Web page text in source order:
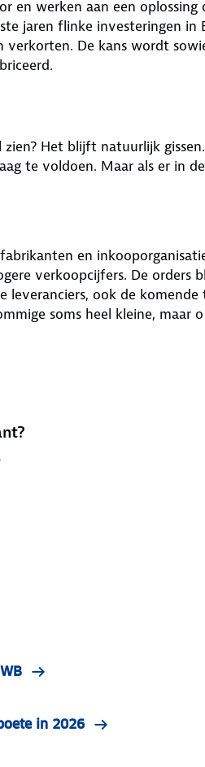
en werken aan een
jaren flinke investeringen
De kans wordt
Het blijft natuurlijk
te voldoen. Maar als er in
en
verkoopcijfers. De orders
leveranciers, ook de
soms heel kleine, maar
in 2026